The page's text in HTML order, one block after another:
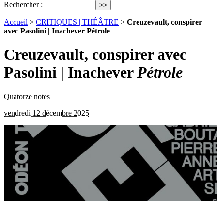
Rechercher :
Accueil > CRITIQUES | THÉÂTRE > Creuzevault, conspirer
avec Pasolini | Inachever Pétrole
Creuzevault, conspirer avec
Pasolini | InacheverPétrole
Quatorze notes
vendredi 12 décembre 2025